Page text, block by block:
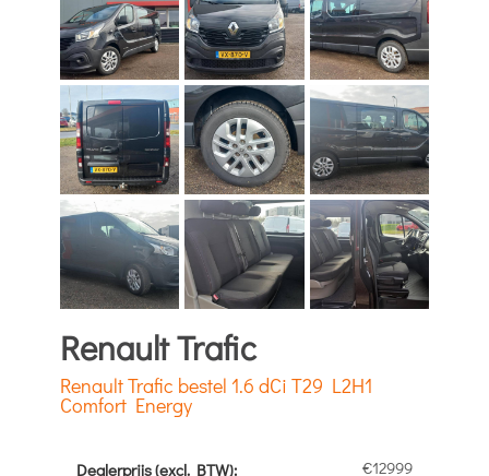
Renault Trafic
Renault Trafic bestel 1.6 dCi T29 L2H1
Comfort Energy
Dealerprijs (excl. BTW): €12999